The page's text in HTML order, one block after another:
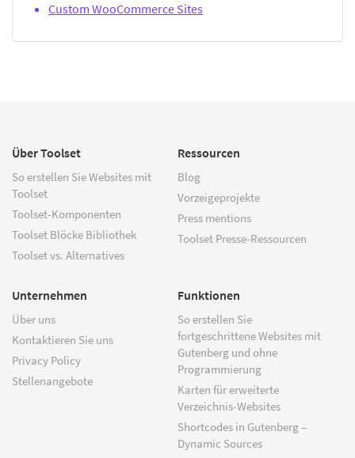
Custom WooCommerce Sites
Über Toolset
So erstellen Sie Websites mit
Toolset
Toolset-Komponenten
Toolset Blöcke Bibliothek
Toolset vs. Alternatives
Ressourcen
Blog
Vorzeigeprojekte
Press mentions
Toolset Presse-Ressourcen
Unternehmen
Über uns
Kontaktieren Sie uns
Privacy Policy
Stellenangebote
Funktionen
So erstellen Sie
fortgeschrittene Websites mit
Gutenberg und ohne
Programmierung
Karten für erweiterte
Verzeichnis-Websites
Shortcodes in Gutenberg –
Dynamic Sources